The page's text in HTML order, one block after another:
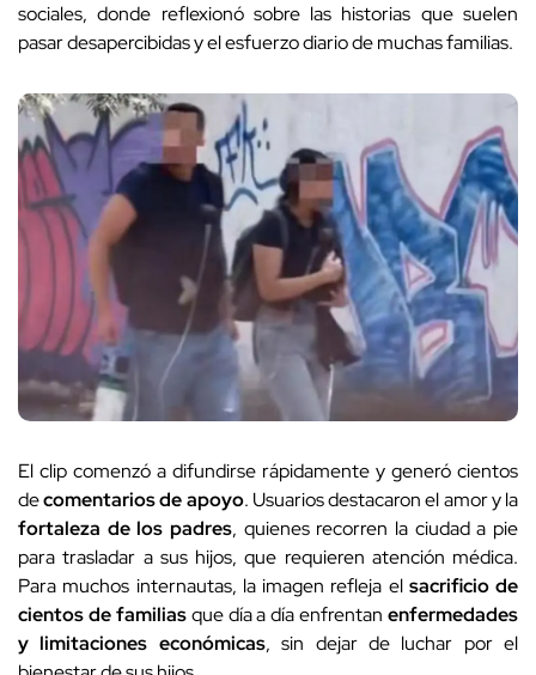
sociales, donde reflexionó sobre las historias que suelen
pasar desapercibidas y el esfuerzo diario de muchas familias.
El clip comenzó a difundirse rápidamente y generó cientos
decomentarios de apoyo. Usuarios destacaron el amor y la
fortaleza de los padres, quienes recorren la ciudad a pie
para trasladar a sus hijos, que requieren atención médica.
Para muchos internautas, la imagen refleja el sacrificio de
cientos de familiasque día a día enfrentan enfermedades
y limitaciones económicas, sin dejar de luchar por el